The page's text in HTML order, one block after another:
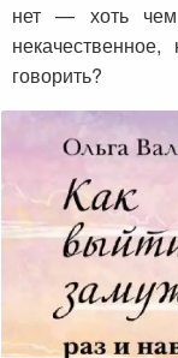
нет — хоть
говорить?